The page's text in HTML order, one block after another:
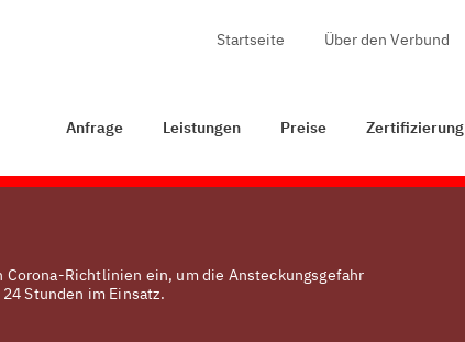
BÜRGERTELEFON
Startseite Über den Verbund
Anfrage Leistungen Preise Zertifizierung
Richtlinien ein, um die Ansteckungsgefahr
Stunden im Einsatz.